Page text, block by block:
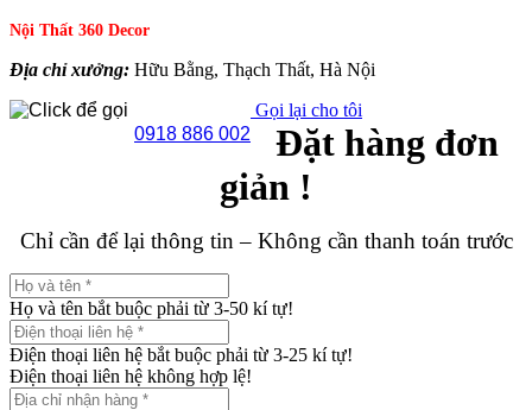
Nội Thất 360 Decor
Địa chỉ xưởng: Hữu Bằng, Thạch Thất, Hà Nội
0918 886 002
Gọi lại cho tôi
Đặt hàng đơn
giản !
Chỉ cần để lại thông tin – Không cần thanh toán trước
Họ và tên bắt buộc phải từ 3-50 kí tự!
Điện thoại liên hệ bắt buộc phải từ 3-25 kí tự!
Điện thoại liên hệ không hợp lệ!